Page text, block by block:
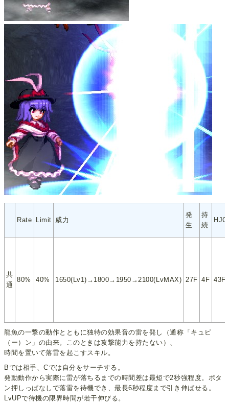
Rate Limit 威力
発
生
持
続
HJC
共
通
80% 40% 1650(Lv1)→1800→1950→2100(LvMAX) 27F 4F 43F
龍魚の一撃の動作とともに独特の効果音の雷を発し（通称「キュピ
（ー）ン」の由来。このときは攻撃能力を持たない）、
時間を置いて落雷を起こすスキル。
Bでは相手、Cでは自分をサーチする。
発動動作から実際に雷が落ちるまでの時間差は最短で2秒強程度。ボタ
ン押しっぱなしで落雷を待機でき、最長6秒程度まで引き伸ばせる。
LvUPで待機の限界時間が若干伸びる。